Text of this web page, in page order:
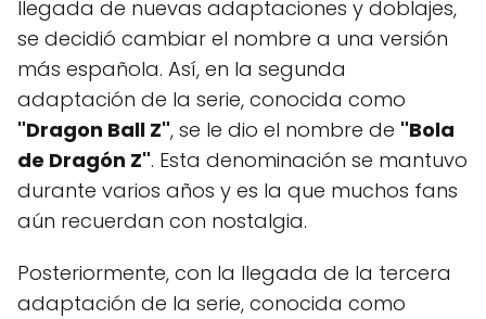
llegada de nuevas adaptaciones y doblajes,
se decidió cambiar el nombre a una versión
más española. Así, en la segunda
adaptación de la serie, conocida como
"Dragon Ball Z", se le dio el nombre de "Bola
de Dragón Z". Esta denominación se mantuvo
durante varios años y es la que muchos fans
aún recuerdan con nostalgia.
Posteriormente, con la llegada de la tercera
adaptación de la serie, conocida como